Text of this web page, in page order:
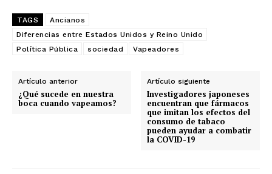
Suscríbete a nuestro boletín diario y
recibe todas las noticias del vapeo y la
Subscribe to our daily clipping and
receive all the news of vaping and
tobacco harm reduction in your email.
TAGS
Ancianos
Diferencias entre Estados Unidos y Reino Unido
Política Pública
sociedad Vapeadores
Artículo anterior
¿Qué sucede en nuestra
boca cuando vapeamos?
Artículo siguiente
Investigadores japoneses
encuentran que fármacos
que imitan los efectos del
consumo de tabaco
pueden ayudar a combatir
la COVID-19